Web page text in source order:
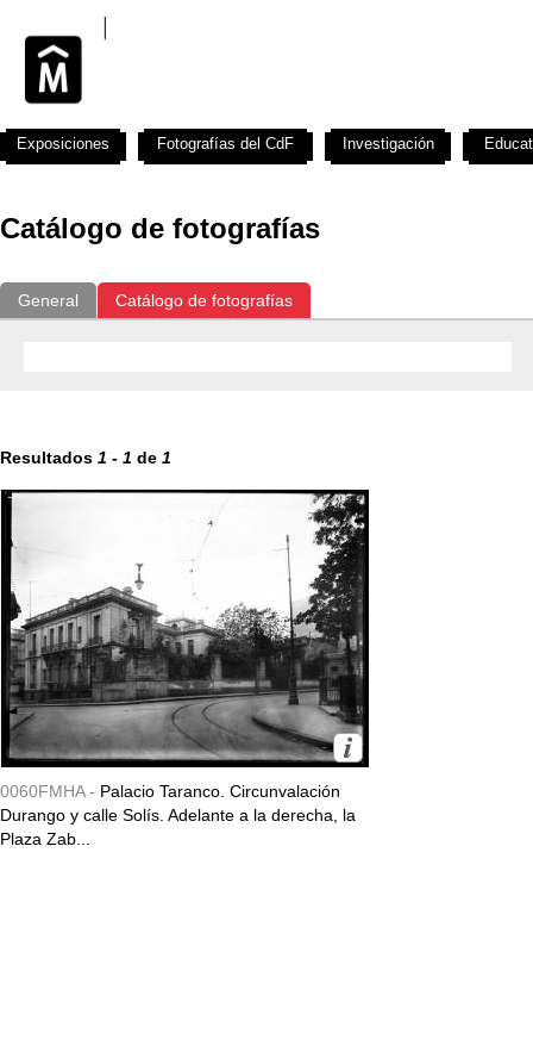
Catálogo de fotografías
General Catálogo de fotografías
Resultados 1 - 1 de 1
0060FMHA - Palacio Taranco. Circunvalación
Durango y calle Solís. Adelante a la derecha, la
Plaza Zab...
Exposiciones Fotografías del CdF Investigación